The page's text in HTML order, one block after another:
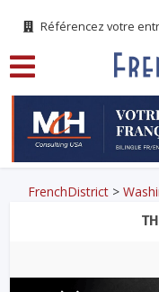
Référencez votre
FrenchDistrict >